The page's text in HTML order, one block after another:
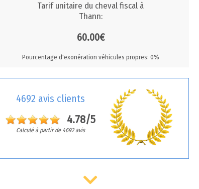
Tarif unitaire du cheval fiscal à
Thann:
60.00€
Pourcentage d'exonération véhicules propres: 0%
4692 avis clients
4.78/5
Calculé à partir de 4692 avis